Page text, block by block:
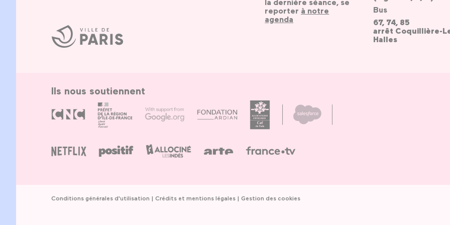
Ville
de
Paris
la dernière séance, se
reporter à notre
agenda
Bus
67, 74, 85
arrêt Coquillière-
Halles
Ils nous soutiennent
Conditions générales d'utilisation Crédits et mentions légales Gestion des cookies